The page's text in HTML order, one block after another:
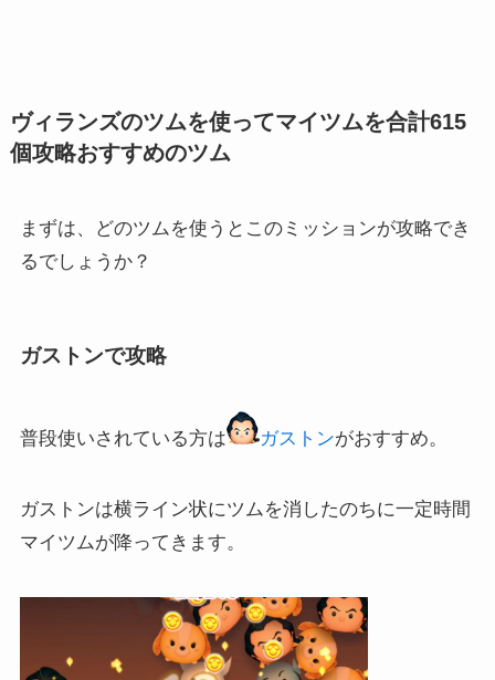
ヴィランズのツムを使ってマイツムを合計615
個攻略おすすめのツム
まずは、どのツムを使うとこのミッションが攻略でき
るでしょうか？
ガストンで攻略
普段使いされている方は ガストンがおすすめ。
ガストンは横ライン状にツムを消したのちに一定時間
マイツムが降ってきます。